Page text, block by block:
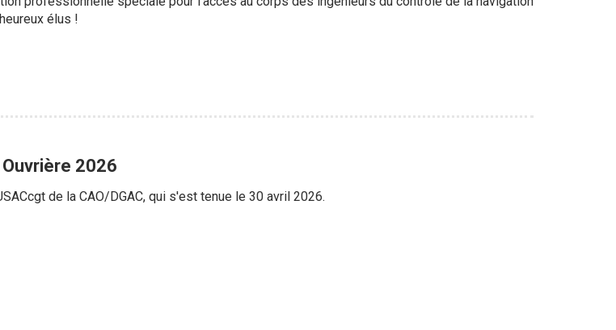
élus !
2026
de la CAO/DGAC, qui s'est tenue le 30 avril 2026.